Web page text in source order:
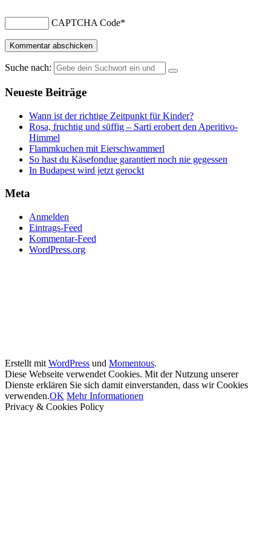
CAPTCHA Code*
Suche nach:
Neueste Beiträge
Wann ist der richtige Zeitpunkt für Kinder?
Rosa, fruchtig und süffig – Sarti erobert den Aperitivo-
Himmel
Flammkuchen mit Eierschwammerl
So hast du Käsefondue garantiert noch nie gegessen
In Budapest wird jetzt gerockt
Meta
Anmelden
Eintrags-Feed
Kommentar-Feed
WordPress.org
Erstellt mit WordPress und Momentous.
Diese Webseite verwendet Cookies. Mit der Nutzung unserer
Dienste erklären Sie sich damit einverstanden, dass wir Cookies
verwenden.OK Mehr Informationen
Privacy & Cookies Policy